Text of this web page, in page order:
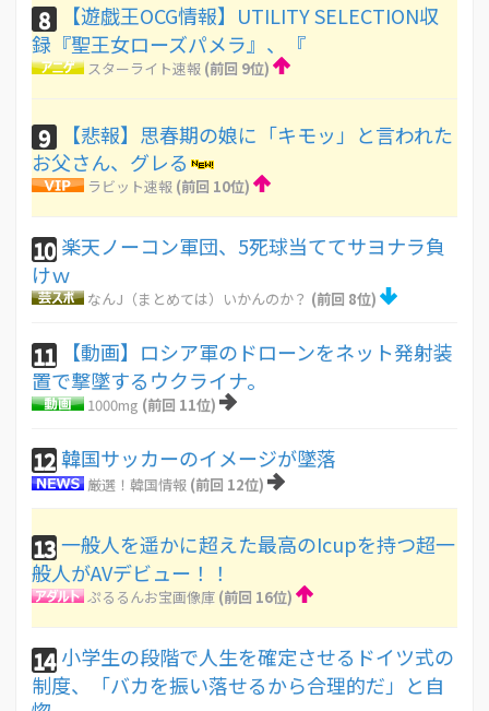
8
【遊戯王OCG情報】UTILITY SELECTION収
録『聖王女ローズパメラ』、『
スターライト速報 (前回 9位)
9
【悲報】思春期の娘に「キモッ」と言われた
お父さん、グレる
ラビット速報 (前回 10位)
10 楽天ノーコン軍団、5死球当ててサヨナラ負
けｗ
なんJ（まとめては）いかんのか？ (前回 8位)
11
【動画】ロシア軍のドローンをネット発射装
置で撃墜するウクライナ。
1000mg (前回 11位)
12韓国サッカーのイメージが墜落
厳選！韓国情報 (前回 12位)
13一般人を遥かに超えた最高のIcupを持つ超一
般人がAVデビュー！！
ぷるるんお宝画像庫 (前回 16位)
14 小学生の段階で人生を確定させるドイツ式の
制度、「バカを振い落せるから合理的だ」と自